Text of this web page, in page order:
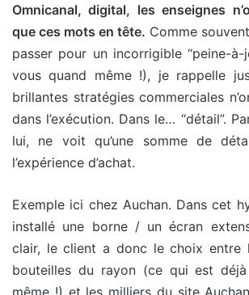
Omnicanal, digital, les enseignes
que ces mots en tête. Comme
passer pour un incorrigible “peine-
vous quand même !), je rappelle
brillantes stratégies commerciales
dans l’exécution. Dans le… “détail”.
lui, ne voit qu’une somme de
l’expérience d’achat.
Exemple ici chez Auchan. Dans cet
installé une borne / un écran
clair, le client a donc le choix entre
bouteilles du rayon (ce qui est
même !) et les milliers du site